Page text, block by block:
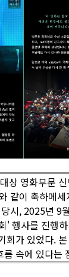
상 영화부문
같이 축하메
시, 2025년 9
' 행사를 진행
회가 있었다.
속에 있다는